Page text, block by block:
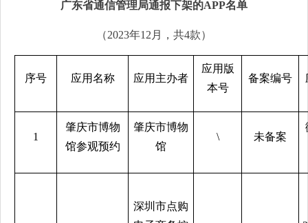
广东省通信管理局通报下架的APP名单
（2023年12月，共4款）
序号 应用名称 应用主办者
应用版
本号
备案编号
1
肇庆市博物
馆参观预约
肇庆市博物
馆
\ 未备案
深圳市点购